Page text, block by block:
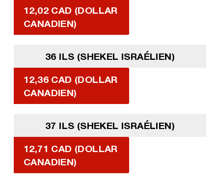
12,02 CAD (DOLLAR
CANADIEN)
36 ILS (SHEKEL ISRAÉLIEN)
12,36 CAD (DOLLAR
CANADIEN)
37 ILS (SHEKEL ISRAÉLIEN)
12,71 CAD (DOLLAR
CANADIEN)